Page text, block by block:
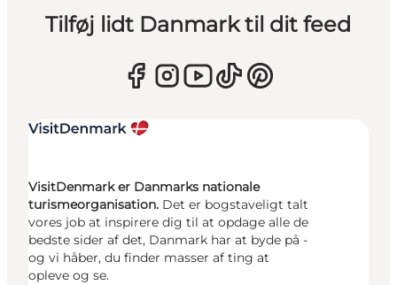
Tilføj lidt Danmark til dit feed
VisitDenmark er Danmarks nationale
turismeorganisation. Det er bogstaveligt talt
vores job at inspirere dig til at opdage alle de
bedste sider af det, Danmark har at byde på -
og vi håber, du finder masser af ting at
opleve og se.